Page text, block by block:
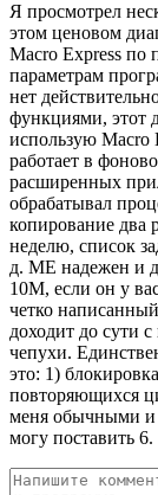
Я просмотрел
этом ценовом
Macro Express по
параметрам
нет
функциями, этот
использую Macro
работает в
расширенных
обрабатывал
копирование два
неделю, список
д. ME надежен и
10M, если он у
четко
доходит до сути
чепухи.
это: 1)
повторяющихся
меня обычными и
могу поставить 6.